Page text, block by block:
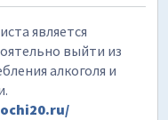
является
выйти из
алкоголя и